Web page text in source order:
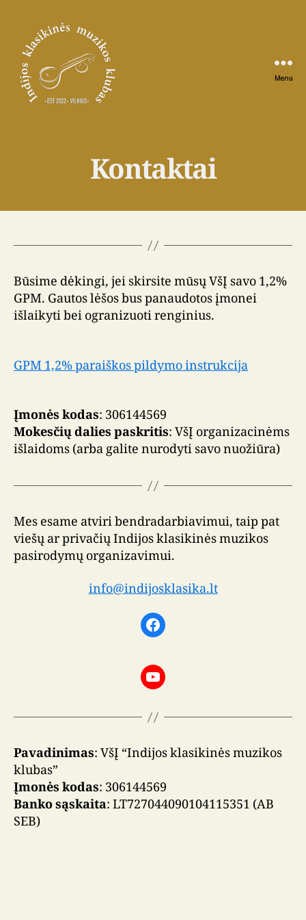
Menu
Kontaktai
Būsime dėkingi, jei skirsite mūsų VšĮ savo 1,2%
GPM. Gautos lėšos bus panaudotos įmonei
išlaikyti bei ogranizuoti renginius.
GPM 1,2% paraiškos pildymo instrukcija
Įmonės kodas: 306144569
Mokesčių dalies paskritis: VšĮ organizacinėms
išlaidoms (arba galite nurodyti savo nuožiūra)
Mes esame atviri bendradarbiavimui, taip pat
viešų ar privačių Indijos klasikinės muzikos
pasirodymų organizavimui.
info@indijosklasika.lt
Facebook
YouTube
Pavadinimas: VšĮ “Indijos klasikinės muzikos
klubas”
Įmonės kodas: 306144569
Banko sąskaita: LT727044090104115351 (AB
SEB)